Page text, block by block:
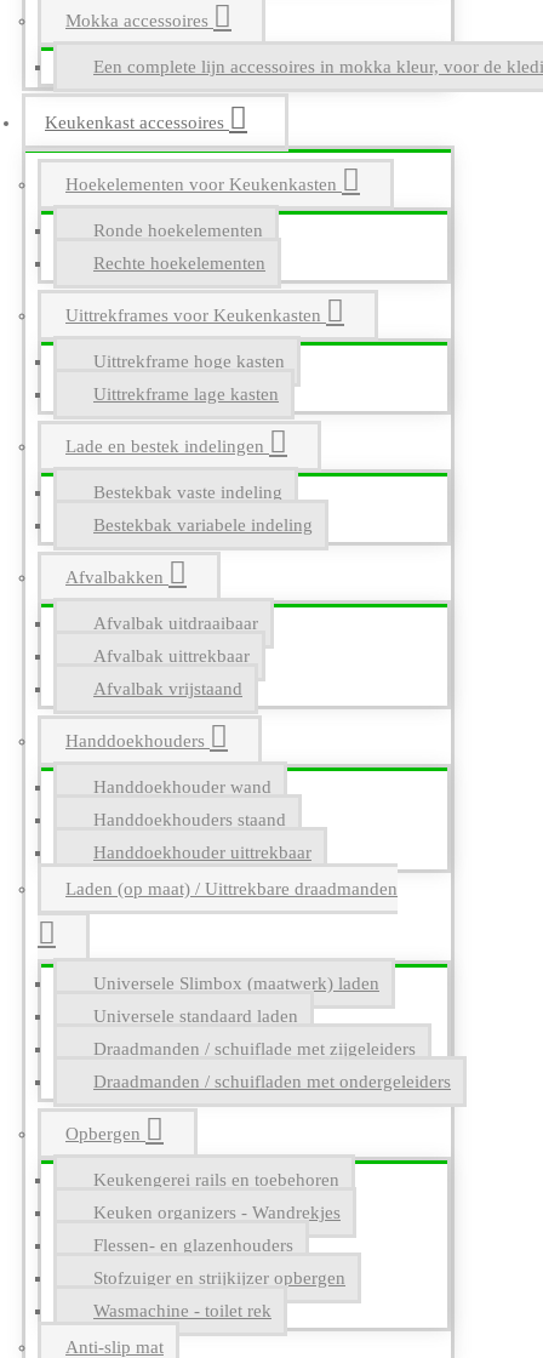
Mokka accessoires
Een complete lijn accessoires in mokka kleur, voor de
Keukenkast accessoires
Hoekelementen voor Keukenkasten
Ronde hoekelementen
Rechte hoekelementen
Uittrekframes voor Keukenkasten
Uittrekframe hoge kasten
Uittrekframe lage kasten
Lade en bestek indelingen
Bestekbak vaste indeling
Bestekbak variabele indeling
Afvalbakken
Afvalbak uitdraaibaar
Afvalbak uittrekbaar
Afvalbak vrijstaand
Handdoekhouders
Handdoekhouder wand
Handdoekhouders staand
Handdoekhouder uittrekbaar
Laden (op maat) / Uittrekbare draadmanden
Universele Slimbox (maatwerk) laden
Universele standaard laden
Draadmanden / schuiflade met zijgeleiders
Draadmanden / schuifladen met ondergeleiders
Opbergen
Keukengerei rails en toebehoren
Keuken organizers - Wandrekjes
Flessen- en glazenhouders
Stofzuiger en strijkijzer opbergen
Wasmachine - toilet rek
Anti-slip mat